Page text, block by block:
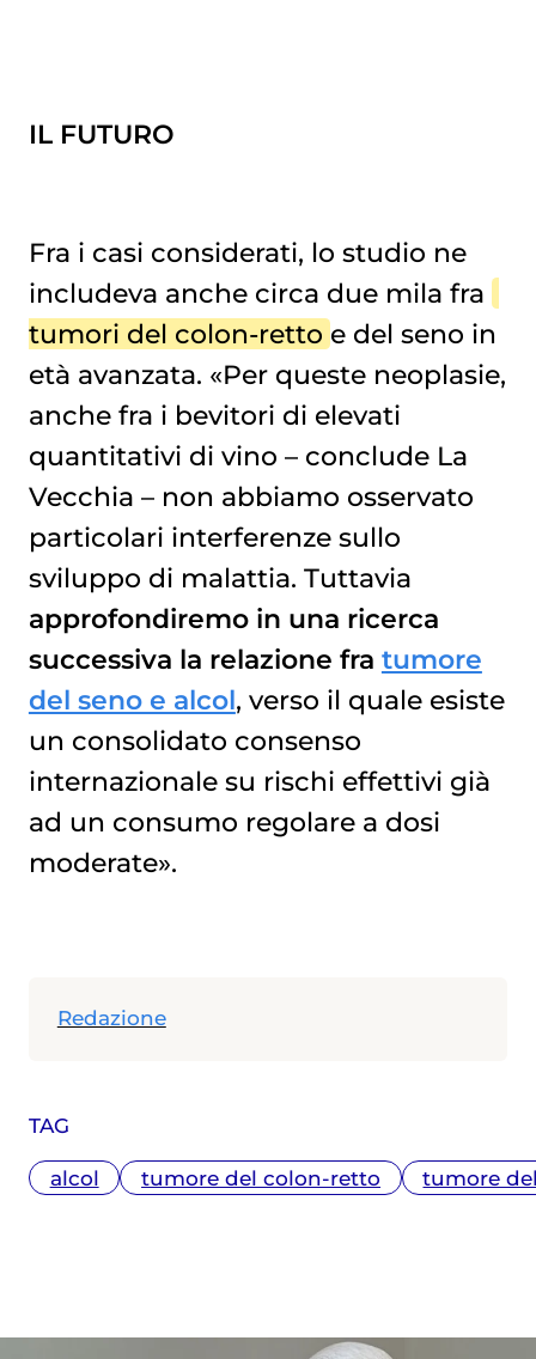
TAG
alcol tumore del colon-retto tumore
IL FUTURO
Fra i casi considerati, lo studio ne
includeva anche circa due mila fra
tumori del colon-retto e del seno in
età avanzata. «Per queste neoplasie,
anche fra i bevitori di elevati
quantitativi di vino – conclude La
Vecchia – non abbiamo osservato
particolari interferenze sullo
sviluppo di malattia. Tuttavia
approfondiremo in una ricerca
successiva la relazione fra tumore
del seno e alcol, verso il quale esiste
un consolidato consenso
internazionale su rischi effettivi già
ad un consumo regolare a dosi
moderate».
Redazione